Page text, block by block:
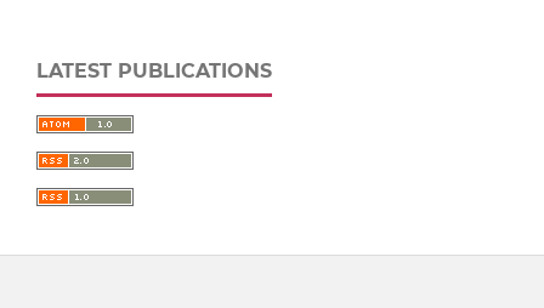
LATEST PUBLICATIONS